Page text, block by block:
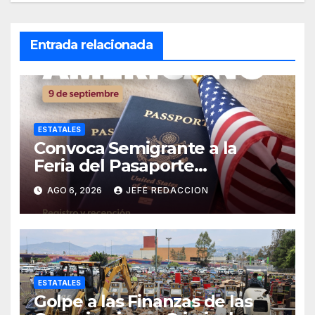
Entrada relacionada
ESTATALES
Convoca Semigrante a la
Feria del Pasaporte
Estadounidense 2026
AGO 6, 2026 JEFE REDACCION
ESTATALES
Golpe a las Finanzas de las